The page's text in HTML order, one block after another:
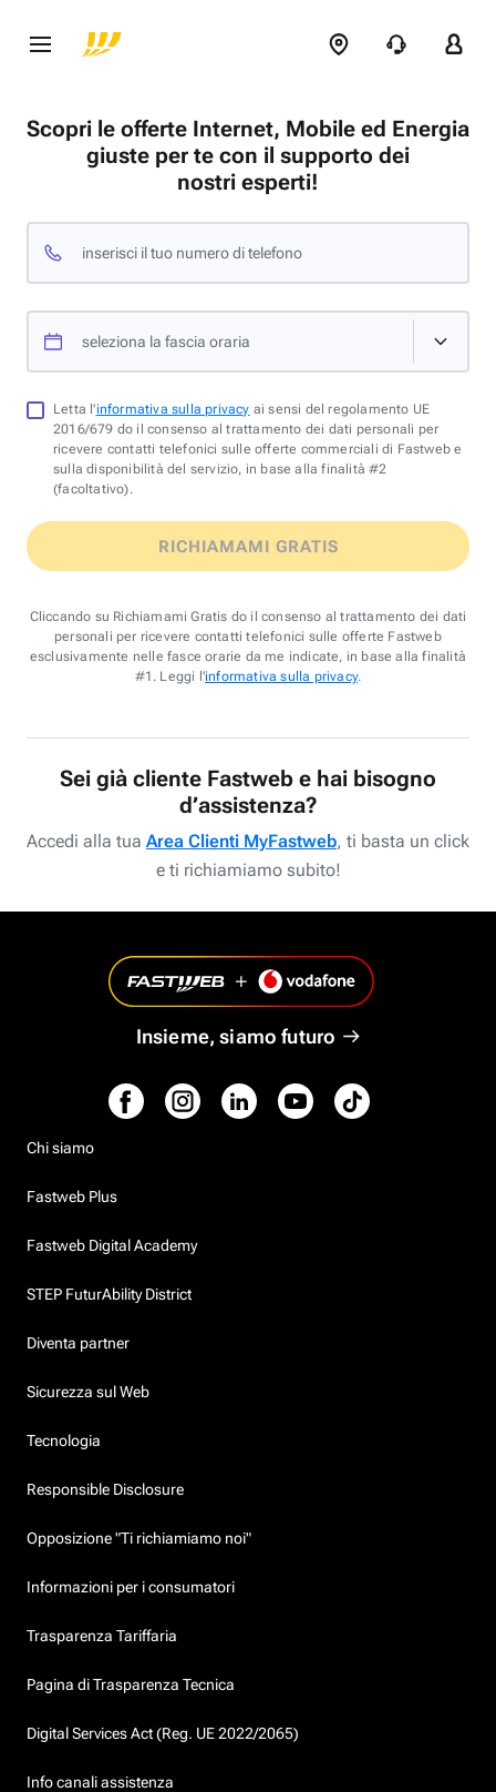
Scopri le offerte Internet, Mobile ed Energia
giuste per te con il supporto dei
nostri esperti!
inserisci il tuo numero di telefono
seleziona la fascia oraria
Letta l'informativa sulla privacy ai sensi del regolamento UE
2016/679 do il consenso al trattamento dei dati personali per
ricevere contatti telefonici sulle offerte commerciali di Fastweb e
sulla disponibilità del servizio, in base alla finalità #2
(facoltativo).
RICHIAMAMI GRATIS
Cliccando su Richiamami Gratis do il consenso al trattamento dei dati
personali per ricevere contatti telefonici sulle offerte Fastweb
esclusivamente nelle fasce orarie da me indicate, in base alla finalità
#1. Leggi l'informativa sulla privacy.
Sei già cliente Fastweb e hai bisogno
d’assistenza?
Accedi alla tua Area Clienti MyFastweb, ti basta un click
e ti richiamiamo subito!
Insieme, siamo futuro
Chi siamo
Fastweb Plus
Fastweb Digital Academy
STEP FuturAbility District
Diventa partner
Sicurezza sul Web
Tecnologia
Responsible Disclosure
Opposizione "Ti richiamiamo noi"
Informazioni per i consumatori
Trasparenza Tariffaria
Pagina di Trasparenza Tecnica
Digital Services Act (Reg. UE 2022/2065)
Info canali assistenza